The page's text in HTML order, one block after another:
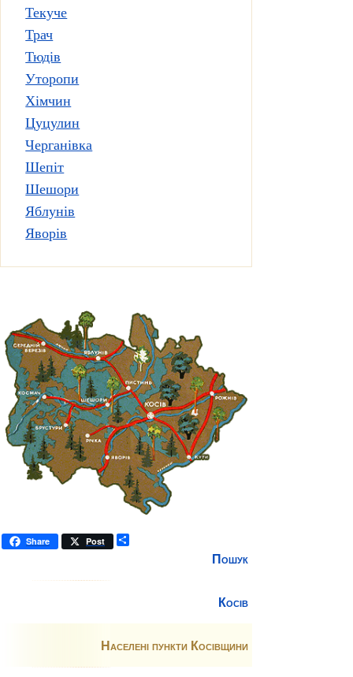
Текуче
Трач
Тюдів
Уторопи
Хімчин
Цуцулин
Черганівка
Шепіт
Шешори
Яблунів
Яворів
Share Post
Пошук
Косів
Населені пункти Косівщини